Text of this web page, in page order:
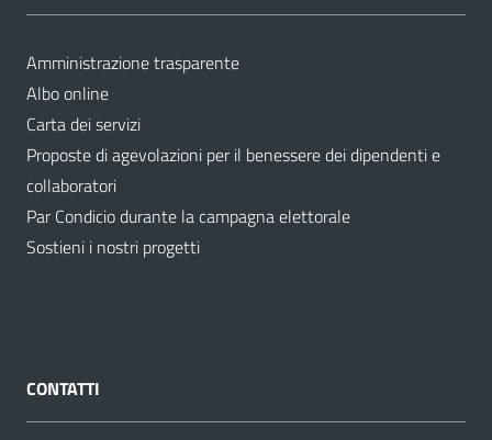
Amministrazione trasparente
Albo online
Carta dei servizi
Proposte di agevolazioni per il benessere dei dipendenti e
collaboratori
Par Condicio durante la campagna elettorale
Sostieni i nostri progetti
CONTATTI